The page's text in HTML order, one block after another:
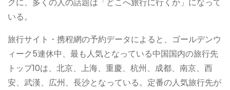
いる。
旅行サイト・携程網の予約データによると、ゴールデンウ
ィーク5連休中、最も人気となっている中国国内の旅行先
トップ10は、北京、上海、重慶、杭州、成都、南京、西
安、武漢、広州、長沙となっている。定番の人気旅行先が